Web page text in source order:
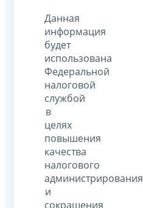
Данная
информация
будет
использована
Федеральной
налоговой
службой
в
целях
повышения
качества
налогового
администрирования
и
сокращения